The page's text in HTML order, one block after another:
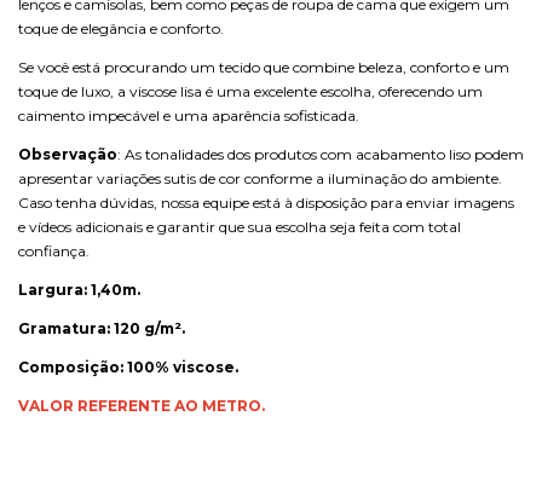
lenços e camisolas, bem como peças de roupa de cama que exigem um
toque de elegância e conforto.
Se você está procurando um tecido que combine beleza, conforto e um
toque de luxo, a viscose lisa é uma excelente escolha, oferecendo um
caimento impecável e uma aparência sofisticada.
Observação: As tonalidades dos produtos com acabamento liso podem
apresentar variações sutis de cor conforme a iluminação do ambiente.
Caso tenha dúvidas, nossa equipe está à disposição para enviar imagens
e vídeos adicionais e garantir que sua escolha seja feita com total
confiança.
Largura: 1,40m.
Gramatura: 120 g/m².
Composição: 100% viscose.
VALOR REFERENTE AO METRO.